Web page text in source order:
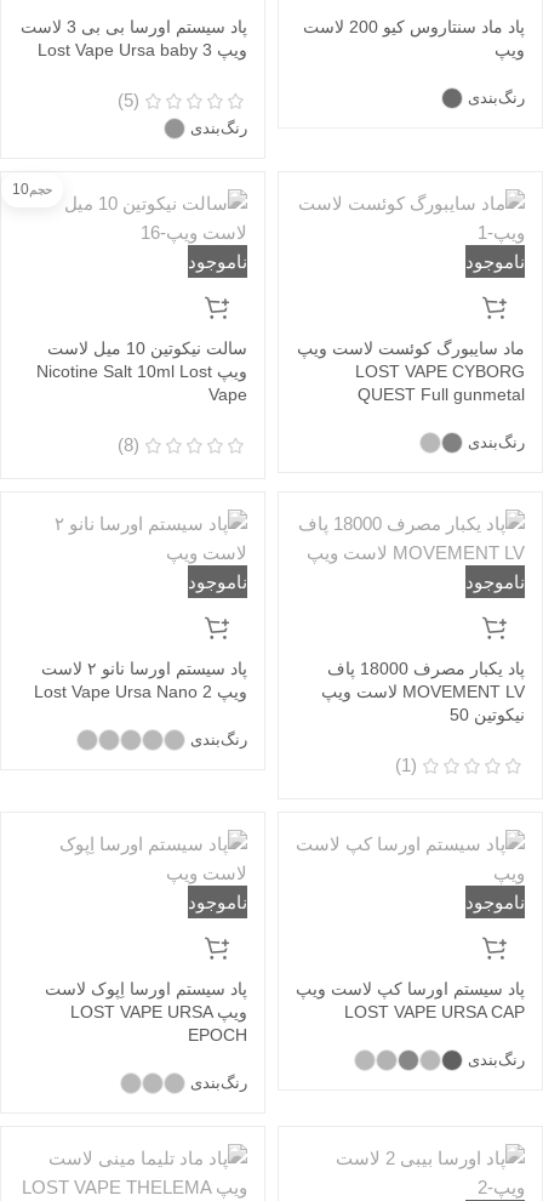
پاد ماد سنتاروس کیو 200 لاست
ویپ
رنگ‌بندی
پاد سیستم اورسا بی بی 3 لاست
ویپ Lost Vape Ursa baby 3
(5)
رنگ‌بندی
ناموجود
ماد سایبورگ کوئست لاست ویپ
LOST VAPE CYBORG
QUEST Full gunmetal
رنگ‌بندی
حجم10
ناموجود
سالت نیکوتین 10 میل لاست
ویپ Nicotine Salt 10ml Lost
Vape
(8)
ناموجود
پاد یکبار مصرف 18000 پاف
MOVEMENT LV لاست ویپ
نیکوتین 50
(1)
ناموجود
پاد سیستم اورسا نانو ۲ لاست
ویپ Lost Vape Ursa Nano 2
رنگ‌بندی
ناموجود
پاد سیستم اورسا کپ لاست ویپ
LOST VAPE URSA CAP
رنگ‌بندی
ناموجود
پاد سیستم اورسا اِپوک لاست
ویپ LOST VAPE URSA
EPOCH
رنگ‌بندی